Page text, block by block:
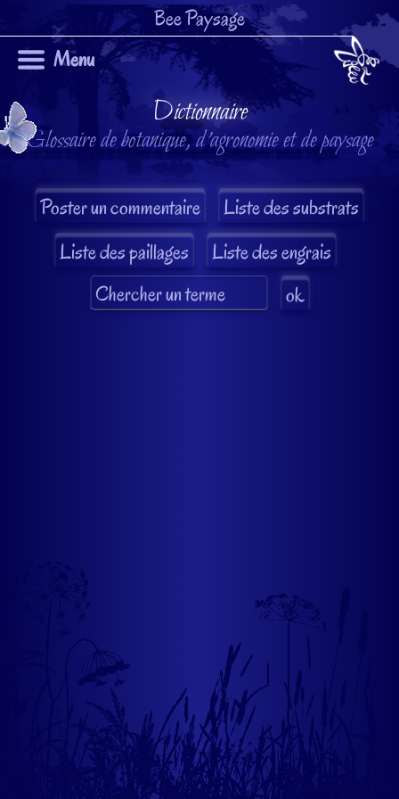
Bee Paysage
Menu
Dictionnaire
Glossaire de botanique, d'agronomie et de paysage
Liste des substrats
Liste des paillages
Liste des engrais